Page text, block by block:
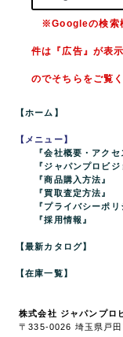
※Googleの検索
件は『広告』が表
のでそちらをご覧く
【ホーム】
【メニュー】
『会社概要・アクセ
『ジャパンプロビ
『商品購入方法』
『買取査定方法』
『プライバシーポリ
『採用情報』
【最新カタログ】
【在庫一覧】
株式会社 ジャパンプロ
〒335-0026 埼玉県戸